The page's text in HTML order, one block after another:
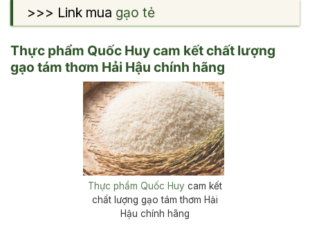
>>> Link mua gạo tẻ
Thực phẩm Quốc Huy cam kết chất lượng
gạo tám thơm Hải Hậu chính hãng
Thực phẩm Quốc Huy cam kết
chất lượng gạo tám thơm Hải
Hậu chính hãng